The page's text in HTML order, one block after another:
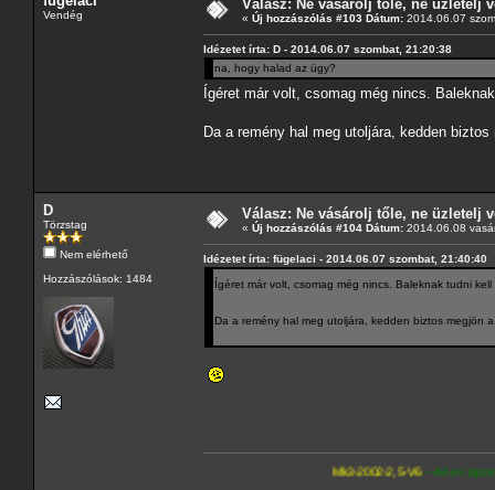
Vendég
Válasz: Ne vásárolj tőle, ne üzletelj
« Új hozzászólás #103 Dátum: 2014.06.07
Idézetet írta: D - 2014.06.07 szombat, 21:20:38
na, hogy halad az ügy?
Ígéret már volt, csomag még nincs.
Da a remény hal meg utoljára, kedden
D
Törzstag
Nem elérhető
Hozzászólások: 1484
Válasz: Ne vásárolj tőle, ne üzletelj
« Új hozzászólás #104 Dátum: 2014.06.08
Idézetet írta: fügelaci - 2014.06.07 szombat, 21:40:40
Ígéret már volt, csomag még nincs. Baleknak tudni
Da a remény hal meg utoljára, kedden biztos megjön
Mk3-2002-2,5-V6---A4-es lapomat, hasonló